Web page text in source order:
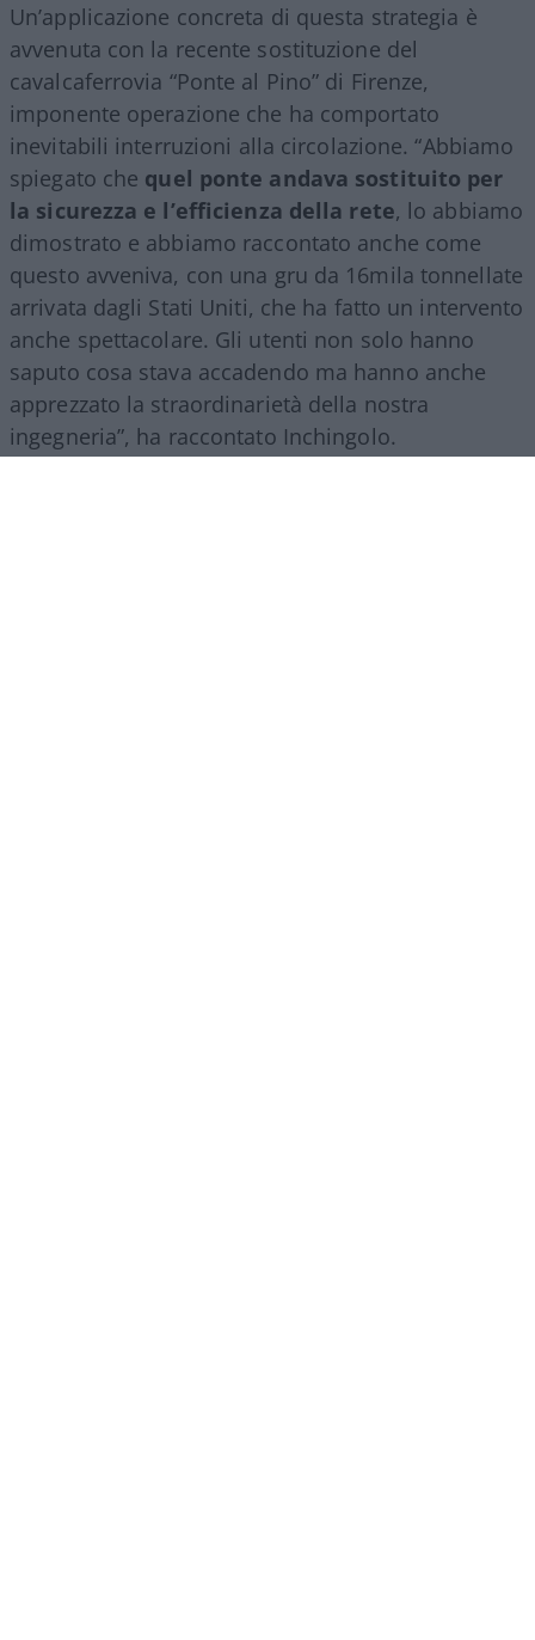
Un’applicazione concreta di questa strategia è
avvenuta con la recente sostituzione del
cavalcaferrovia “Ponte al Pino” di Firenze,
imponente operazione che ha comportato
inevitabili interruzioni alla circolazione. “Abbiamo
spiegato che quel ponte andava sostituito per
la sicurezza e l’efficienza della rete, lo abbiamo
dimostrato e abbiamo raccontato anche come
questo avveniva, con una gru da 16mila tonnellate
arrivata dagli Stati Uniti, che ha fatto un intervento
anche spettacolare. Gli utenti non solo hanno
saputo cosa stava accadendo ma hanno anche
apprezzato la straordinarietà della nostra
ingegneria”, ha raccontato Inchingolo.